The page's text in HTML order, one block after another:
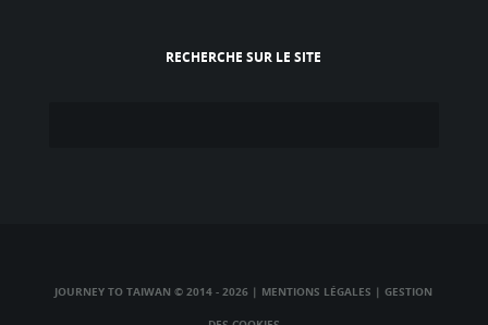
RECHERCHE SUR LE SITE
JOURNEY TO TAIWAN © 2014 - 2026 | MENTIONS LÉGALES |GESTION